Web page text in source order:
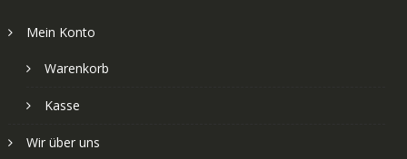
Mein Konto
Warenkorb
Kasse
Wir über uns